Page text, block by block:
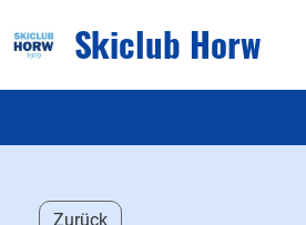
Skiclub Horw
Zurück